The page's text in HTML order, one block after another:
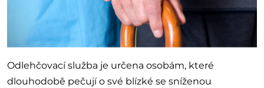
Odlehčovací služba je určena osobám, které
dlouhodobě pečují o své blízké se sníženou